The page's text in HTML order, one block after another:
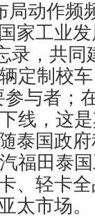
局动作频
家工业
录，共
定制校
与者；
线，这
泰国政
福田泰
、轻卡
太市场。